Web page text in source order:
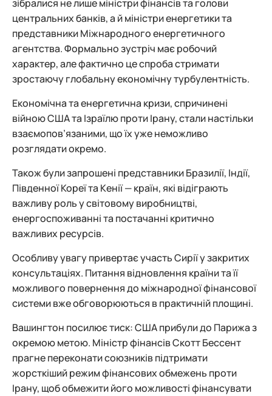
зібралися не лише міністри фінансів та голови
центральних банків, а й міністри енергетики та
представники Міжнародного енергетичного
агентства. Формально зустріч має робочий
характер, але фактично це спроба стримати
зростаючу глобальну економічну турбулентність.
Економічна та енергетична кризи, спричинені
війною США та Ізраїлю проти Ірану, стали настільки
взаємопов’язаними, що їх уже неможливо
розглядати окремо.
Також були запрошені представники Бразилії, Індії,
Південної Кореї та Кенії — країн, які відіграють
важливу роль у світовому виробництві,
енергоспоживанні та постачанні критично
важливих ресурсів.
Особливу увагу привертає участь Сирії у закритих
консультаціях. Питання відновлення країни та її
можливого повернення до міжнародної фінансової
системи вже обговорюються в практичній площині.
Вашингтон посилює тиск: США прибули до Парижа з
окремою метою. Міністр фінансів Скотт Бессент
прагне переконати союзників підтримати
жорсткіший режим фінансових обмежень проти
Ірану, щоб обмежити його можливості фінансувати